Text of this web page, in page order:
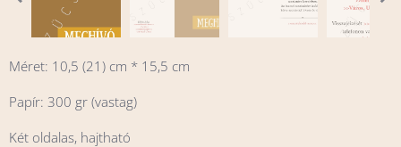
Méret: 10,5 (21) cm * 15,5 cm
Papír: 300 gr (vastag)
Két oldalas, hajtható